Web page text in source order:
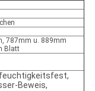
787mm u. 889mm
Blatt
Beweis,